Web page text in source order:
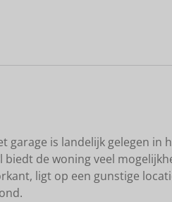
garage is landelijk gelegen in
de woning veel
ligt op een gunstige